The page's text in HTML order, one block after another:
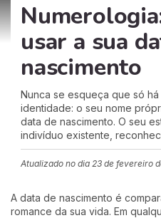
usar a sua
nascimento
Nunca se esqueça que só
identidade: o seu nome
data de nascimento. O seu
indivíduo existente,
Atualizado no dia 23 de fevereiro
A data de nascimento é
romance da sua vida. Em